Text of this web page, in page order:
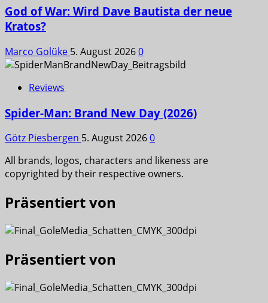
God of War: Wird Dave Bautista der neue
Kratos?
Marco Golüke 5. August 20260
Reviews
Spider-Man: Brand New Day (2026)
Götz Piesbergen 5. August 20260
All brands, logos, characters and likeness are
copyrighted by their respective owners.
Präsentiert von
Präsentiert von